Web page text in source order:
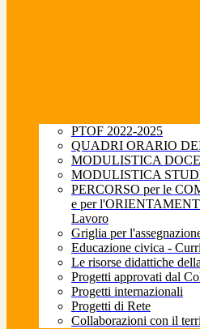
PTOF 2022-2025
QUADRI ORARIO
MODULISTICA
MODULISTICA
PERCORSO per le
e per
Lavoro
Griglia per
Educazione civica -
Le risorse didattiche
Progetti approvati dal
Progetti internazionali
Progetti di Rete
Collaborazioni con il